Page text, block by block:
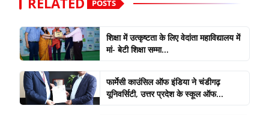
POSTS
शिक्षा में उत्कृष्टता के लिए वेदांता महाविद्यालय में
मां- बेटी शिक्षा सम्मा...
फार्मेसी काउंसिल ऑफ इंडिया ने चंडीगढ़
यूनिवर्सिटी, उत्तर प्रदेश के स्कूल ऑफ...